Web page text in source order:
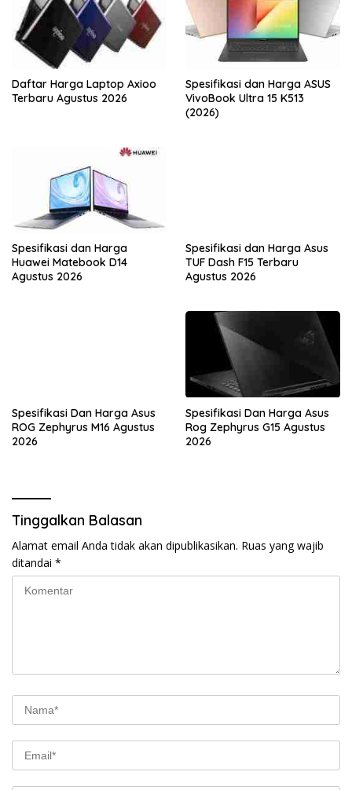
Daftar Harga Laptop Axioo
Terbaru Agustus 2026
Spesifikasi dan Harga ASUS
VivoBook Ultra 15 K513
(2026)
Spesifikasi dan Harga
Huawei Matebook D14
Agustus 2026
Spesifikasi dan Harga Asus
TUF Dash F15 Terbaru
Agustus 2026
Spesifikasi Dan Harga Asus
ROG Zephyrus M16 Agustus
2026
Spesifikasi Dan Harga Asus
Rog Zephyrus G15 Agustus
2026
Tinggalkan Balasan
Alamat email Anda tidak akan dipublikasikan. Ruas yang wajib
ditandai *